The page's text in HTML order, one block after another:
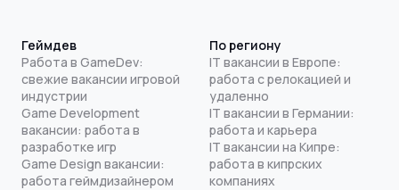
Геймдев
Работа в GameDev:
свежие вакансии игровой
индустрии
Game Development
вакансии: работа в
разработке игр
Game Design вакансии:
работа геймдизайнером
По региону
IT вакансии в Европе:
работа с релокацией и
удаленно
IT вакансии в Германии:
работа и карьера
IT вакансии на Кипре:
работа в кипрских
компаниях